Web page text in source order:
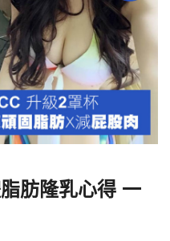
肪隆乳心得 一